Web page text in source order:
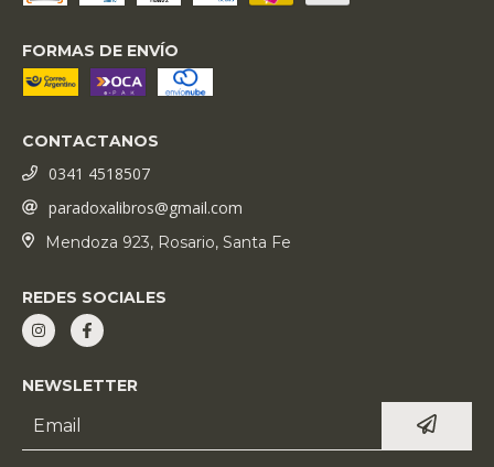
FORMAS DE ENVÍO
CONTACTANOS
0341 4518507
paradoxalibros@gmail.com
Mendoza 923, Rosario, Santa Fe
REDES SOCIALES
NEWSLETTER